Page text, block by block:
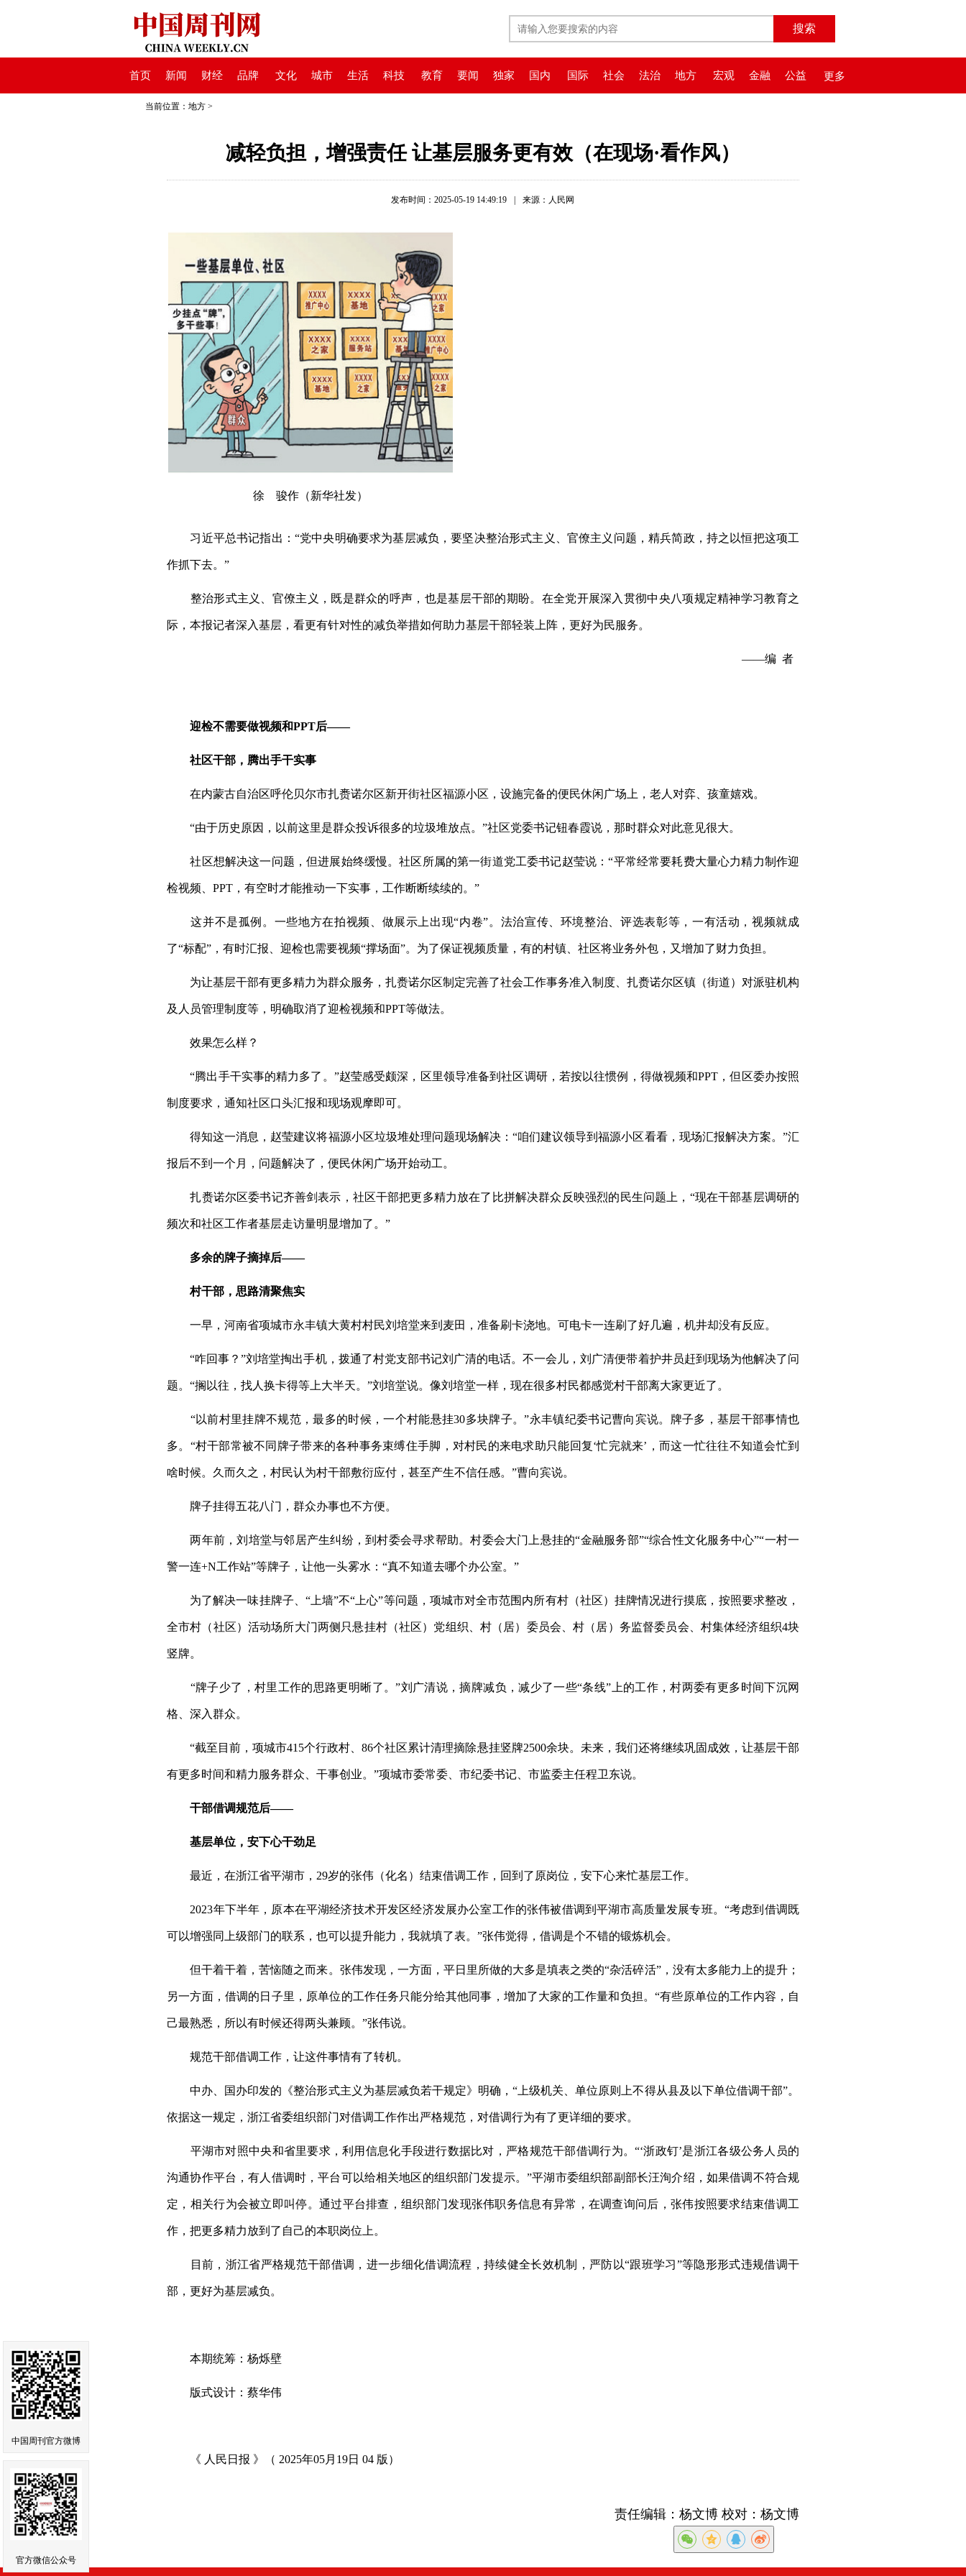
首页 新闻 财经 品牌 文化 城市 生活 科技 教育 要闻 独家 国内 国际 社会 法治 地方 宏观 金融 公益 更多
当前位置： 地方 >
减轻负担，增强责任 让基层服务更有效（在现场·看作风）
发布时间：2025-05-19 14:49:19 来源：人民网
徐 骏作（新华社发）
习近平总书记指出：“党中央明确要求为基层减负，要坚决整治形式主义、官僚主义问题，精兵简政，持之以恒把这项工
作抓下去。”
整治形式主义、官僚主义，既是群众的呼声，也是基层干部的期盼。在全党开展深入贯彻中央八项规定精神学习教育之
际，本报记者深入基层，看更有针对性的减负举措如何助力基层干部轻装上阵，更好为民服务。
——编 者
迎检不需要做视频和PPT后——
社区干部，腾出手干实事
在内蒙古自治区呼伦贝尔市扎赉诺尔区新开街社区福源小区，设施完备的便民休闲广场上，老人对弈、孩童嬉戏。
“由于历史原因，以前这里是群众投诉很多的垃圾堆放点。”社区党委书记钮春霞说，那时群众对此意见很大。
社区想解决这一问题，但进展始终缓慢。社区所属的第一街道党工委书记赵莹说：“平常经常要耗费大量心力精力制作迎
检视频、PPT，有空时才能推动一下实事，工作断断续续的。”
这并不是孤例。一些地方在拍视频、做展示上出现“内卷”。法治宣传、环境整治、评选表彰等，一有活动，视频就成
了“标配”，有时汇报、迎检也需要视频“撑场面”。为了保证视频质量，有的村镇、社区将业务外包，又增加了财力负担。
为让基层干部有更多精力为群众服务，扎赉诺尔区制定完善了社会工作事务准入制度、扎赉诺尔区镇（街道）对派驻机构
及人员管理制度等，明确取消了迎检视频和PPT等做法。
效果怎么样？
“腾出手干实事的精力多了。”赵莹感受颇深，区里领导准备到社区调研，若按以往惯例，得做视频和PPT，但区委办按照
制度要求，通知社区口头汇报和现场观摩即可。
得知这一消息，赵莹建议将福源小区垃圾堆处理问题现场解决：“咱们建议领导到福源小区看看，现场汇报解决方案。”汇
报后不到一个月，问题解决了，便民休闲广场开始动工。
扎赉诺尔区委书记齐善剑表示，社区干部把更多精力放在了比拼解决群众反映强烈的民生问题上，“现在干部基层调研的
频次和社区工作者基层走访量明显增加了。”
多余的牌子摘掉后——
村干部，思路清聚焦实
一早，河南省项城市永丰镇大黄村村民刘培堂来到麦田，准备刷卡浇地。可电卡一连刷了好几遍，机井却没有反应。
“咋回事？”刘培堂掏出手机，拨通了村党支部书记刘广清的电话。不一会儿，刘广清便带着护井员赶到现场为他解决了问
题。“搁以往，找人换卡得等上大半天。”刘培堂说。像刘培堂一样，现在很多村民都感觉村干部离大家更近了。
“以前村里挂牌不规范，最多的时候，一个村能悬挂30多块牌子。”永丰镇纪委书记曹向宾说。牌子多，基层干部事情也
多。“村干部常被不同牌子带来的各种事务束缚住手脚，对村民的来电求助只能回复‘忙完就来’，而这一忙往往不知道会忙到
啥时候。久而久之，村民认为村干部敷衍应付，甚至产生不信任感。”曹向宾说。
牌子挂得五花八门，群众办事也不方便。
两年前，刘培堂与邻居产生纠纷，到村委会寻求帮助。村委会大门上悬挂的“金融服务部”“综合性文化服务中心”“一村一
警一连+N工作站”等牌子，让他一头雾水：“真不知道去哪个办公室。”
为了解决一味挂牌子、“上墙”不“上心”等问题，项城市对全市范围内所有村（社区）挂牌情况进行摸底，按照要求整改，
全市村（社区）活动场所大门两侧只悬挂村（社区）党组织、村（居）委员会、村（居）务监督委员会、村集体经济组织4块
竖牌。
“牌子少了，村里工作的思路更明晰了。”刘广清说，摘牌减负，减少了一些“条线”上的工作，村两委有更多时间下沉网
格、深入群众。
“截至目前，项城市415个行政村、86个社区累计清理摘除悬挂竖牌2500余块。未来，我们还将继续巩固成效，让基层干部
有更多时间和精力服务群众、干事创业。”项城市委常委、市纪委书记、市监委主任程卫东说。
干部借调规范后——
基层单位，安下心干劲足
最近，在浙江省平湖市，29岁的张伟（化名）结束借调工作，回到了原岗位，安下心来忙基层工作。
2023年下半年，原本在平湖经济技术开发区经济发展办公室工作的张伟被借调到平湖市高质量发展专班。“考虑到借调既
可以增强同上级部门的联系，也可以提升能力，我就填了表。”张伟觉得，借调是个不错的锻炼机会。
但干着干着，苦恼随之而来。张伟发现，一方面，平日里所做的大多是填表之类的“杂活碎活”，没有太多能力上的提升；
另一方面，借调的日子里，原单位的工作任务只能分给其他同事，增加了大家的工作量和负担。“有些原单位的工作内容，自
己最熟悉，所以有时候还得两头兼顾。”张伟说。
规范干部借调工作，让这件事情有了转机。
中办、国办印发的《整治形式主义为基层减负若干规定》明确，“上级机关、单位原则上不得从县及以下单位借调干部”。
依据这一规定，浙江省委组织部门对借调工作作出严格规范，对借调行为有了更详细的要求。
平湖市对照中央和省里要求，利用信息化手段进行数据比对，严格规范干部借调行为。“‘浙政钉’是浙江各级公务人员的
沟通协作平台，有人借调时，平台可以给相关地区的组织部门发提示。”平湖市委组织部副部长汪洵介绍，如果借调不符合规
定，相关行为会被立即叫停。通过平台排查，组织部门发现张伟职务信息有异常，在调查询问后，张伟按照要求结束借调工
作，把更多精力放到了自己的本职岗位上。
目前，浙江省严格规范干部借调，进一步细化借调流程，持续健全长效机制，严防以“跟班学习”等隐形形式违规借调干
部，更好为基层减负。
本期统筹：杨烁壁
版式设计：蔡华伟
《 人民日报 》（ 2025年05月19日 04 版）
责任编辑：杨文博 校对：杨文博
中国周刊官方微博
官方微信公众号